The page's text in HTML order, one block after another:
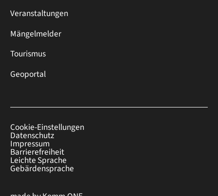
Veranstaltungen
Mängelmelder
Tourismus
Geoportal
Cookie-Einstellungen
Datenschutz
Impressum
Barrierefreiheit
Leichte Sprache
Gebärdensprache